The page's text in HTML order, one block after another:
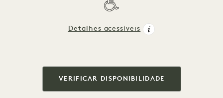
Detalhes acessíveis
VERIFICAR DISPONIBILIDADE